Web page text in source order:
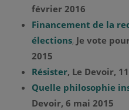
février 2016
Financement de la
élections, Je vote
2015
Résister, Le Devoir,
Quelle philosophie
Devoir, 6 mai 2015